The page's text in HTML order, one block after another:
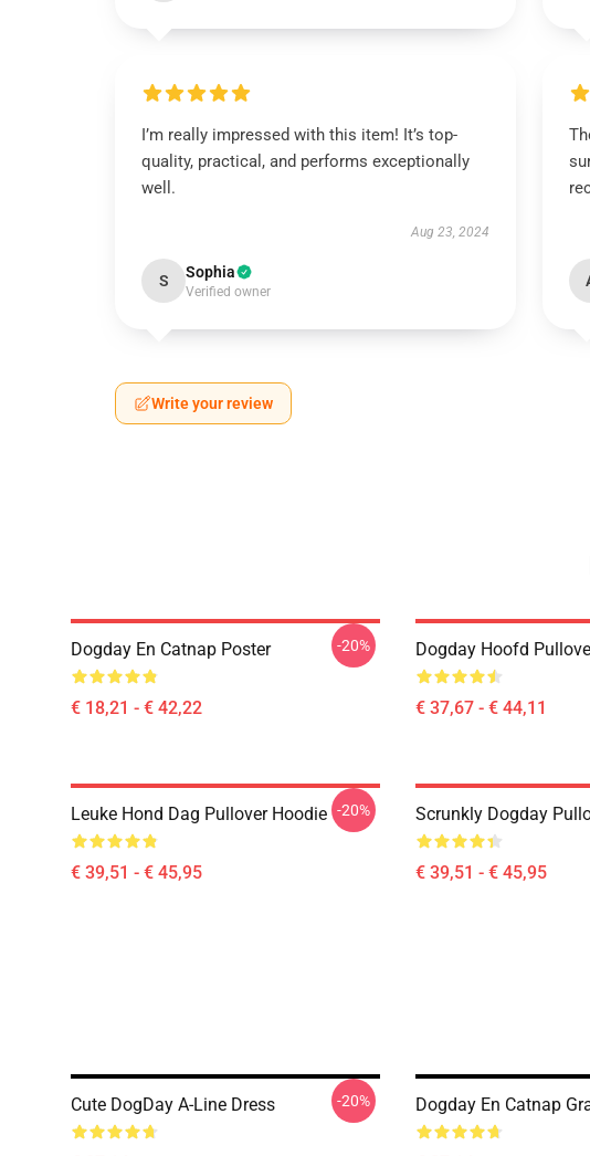
I’m really impressed with this item! It’s top-
quality, practical, and performs exceptionally
well.
Aug 23, 2024
S Sophia
Verified owner
Write your review
Dogday En Catnap Poster
€ 18,21 - € 42,22
-20% Dogday Hoofd
€ 37,67 - € 44,11
Leuke Hond Dag Pullover Hoodie
€ 39,51 - € 45,95
-20% Scrunkly Dogday
€ 39,51 - € 45,95
Cute DogDay A-Line Dress -20% Dogday En Catnap